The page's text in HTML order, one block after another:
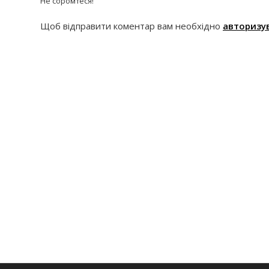
Щоб відправити коментар вам необхідно